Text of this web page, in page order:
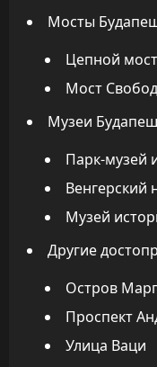
Мосты
Цепной
Мост
Музеи
Парк-музей
Венгерский
Музей
Другие
Остров
Проспект
Улица Ваци